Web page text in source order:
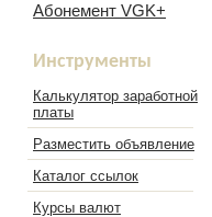
Абонемент VGK+
Инструменты
Калькулятор заработной
платы
Разместить объявление
Каталог ссылок
Курсы валют